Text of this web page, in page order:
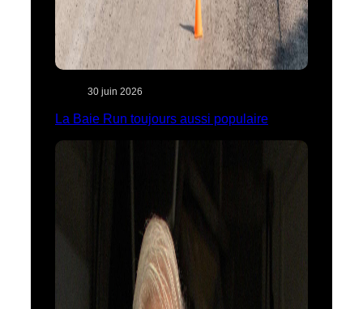
30 juin 2026
La Baie Run toujours aussi populaire